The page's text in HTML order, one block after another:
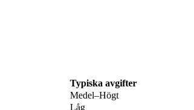
Typiska avgifter
Medel–Högt
Låg